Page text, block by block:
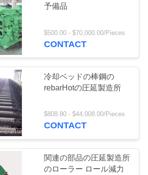
ホイルの圧
所
6
予備品
$500.00 - $70,000.00/Pieces
CONTACT
冷却ベッドの棒鋼の
rebarHotの圧延製造所
$808.80 - $44,008.00/Pieces
CONTACT
関連の部品の圧延製造所
のローラー ロール減力